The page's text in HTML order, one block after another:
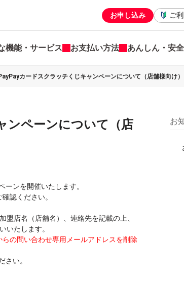
お申し込み ご
機能・サービス お支払い方法 あんしん・安全
カードスクラッチくじキャンペーンについて（店舗様向け）
ンペーンについて（店
ンを開催いたします。
確認ください。
店名（店舗名）、連絡先を記載の上、
いたします。
の問い合わせ専用メールアドレスを削除
さい。
お